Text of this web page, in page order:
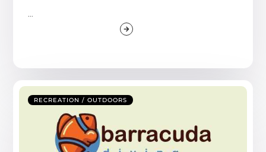
RECREATION / OUTDOORS